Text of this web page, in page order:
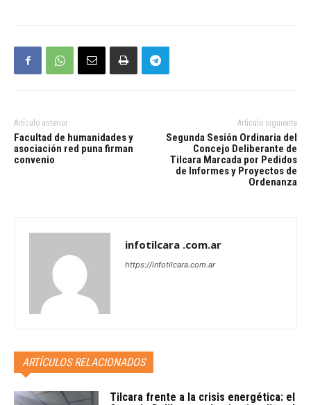
Artículo anterior
Facultad de humanidades y
asociación red puna firman
convenio
Artículo siguiente
Segunda Sesión Ordinaria del
Concejo Deliberante de
Tilcara Marcada por Pedidos
de Informes y Proyectos de
Ordenanza
infotilcara .com.ar
https://infotilcara.com.ar
ARTÍCULOS RELACIONADOS
Tilcara frente a la crisis energética: el